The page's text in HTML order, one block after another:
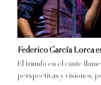
Federico García Lorca
El triunfo en el cante
perspectivas y visiones,